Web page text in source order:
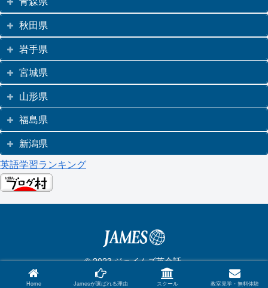
秋田県
岩手県
宮城県
山形県
福島県
新潟県
英語学習ランキング
© 2023 ジェイムズ英会話.
Home Jamesが選ばれる理由 スクール 教室見学・無料体験